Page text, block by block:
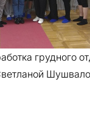
грудного